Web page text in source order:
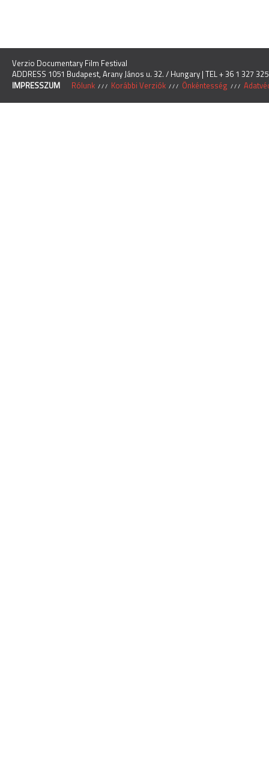
Verzio Documentary Film Festival
ADDRESS 1051 Budapest, Arany János u. 32. / Hungary | TEL + 36 1 327
IMPRESSZUM
Rólunk Korábbi Verziók Önkéntesség